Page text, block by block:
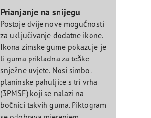
Prianjanje na snijegu
Postoje dvije nove mogućnosti
za uključivanje dodatne ikone.
Ikona zimske gume pokazuje je
li guma prikladna za teške
snježne uvjete. Nosi simbol
planinske pahuljice s tri vrha
(3PMSF) koji se nalazi na
bočnici takvih guma. Piktogram